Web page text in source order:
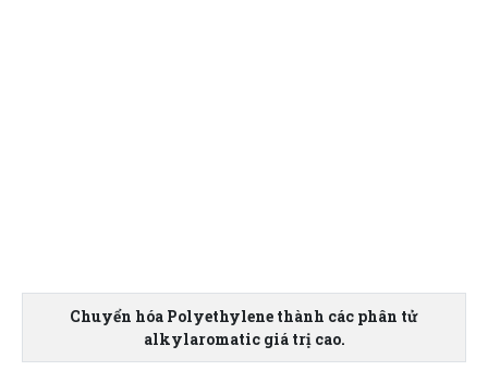
Chuyển hóa Polyethylene thành các phân tử
alkylaromatic giá trị cao.